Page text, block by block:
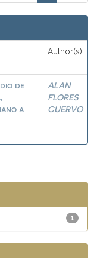
Author(s)
de
a
ALAN
FLORES
CUERVO
1